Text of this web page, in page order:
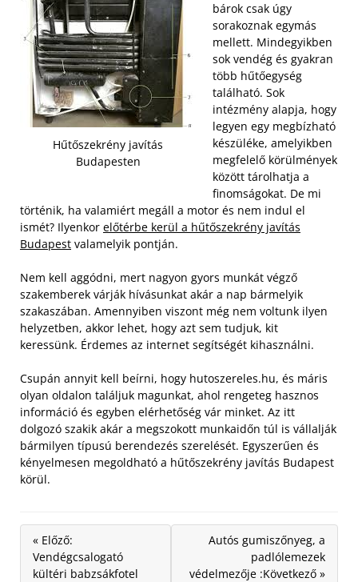
Hűtőszekrény javítás
Budapesten
bárok csak úgy
sorakoznak egymás
mellett. Mindegyikben
sok vendég és gyakran
több hűtőegység
található. Sok
intézmény alapja, hogy
legyen egy megbízható
készüléke, amelyikben
megfelelő körülmények
között tárolhatja a
finomságokat. De mi
történik, ha valamiért megáll a motor és nem indul el
ismét? Ilyenkor előtérbe kerül a hűtőszekrény javítás
Budapest valamelyik pontján.
Nem kell aggódni, mert nagyon gyors munkát végző
szakemberek várják hívásunkat akár a nap bármelyik
szakaszában. Amennyiben viszont még nem voltunk ilyen
helyzetben, akkor lehet, hogy azt sem tudjuk, kit
keressünk. Érdemes az internet segítségét kihasználni.
Csupán annyit kell beírni, hogy hutoszereles.hu, és máris
olyan oldalon találjuk magunkat, ahol rengeteg hasznos
információ és egyben elérhetőség vár minket. Az itt
dolgozó szakik akár a megszokott munkaidőn túl is vállalják
bármilyen típusú berendezés szerelését. Egyszerűen és
kényelmesen megoldható a hűtőszekrény javítás Budapest
körül.
« Előző:
Vendégcsalogató
kültéri babzsákfotel
Autós gumiszőnyeg, a
padlólemezek
védelmezője :Következő »